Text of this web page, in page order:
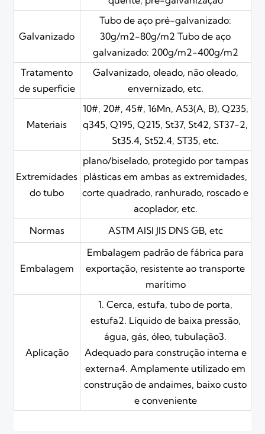
Galvanizado
Tubo de aço pré-galvanizado:
30g/m2-80g/m2 Tubo de aço
galvanizado: 200g/m2-400g/m2
Tratamento
de superfície
Galvanizado, oleado, não oleado,
envernizado, etc.
Materiais
10#, 20#, 45#, 16Mn, A53(A, B), Q235,
q345, Q195, Q215, St37, St42, ST37-2,
St35.4, St52.4, ST35, etc.
Extremidades
do tubo
plano/biselado, protegido por tampas
plásticas em ambas as extremidades,
corte quadrado, ranhurado, roscado e
acoplador, etc.
Normas
ASTM AISI JIS DNS GB, etc
Embalagem
Embalagem padrão de fábrica para
exportação, resistente ao transporte
marítimo
Aplicação
1. Cerca, estufa, tubo de porta,
estufa2. Líquido de baixa pressão,
água, gás, óleo, tubulação3.
Adequado para construção interna e
externa4. Amplamente utilizado em
construção de andaimes, baixo custo
e conveniente